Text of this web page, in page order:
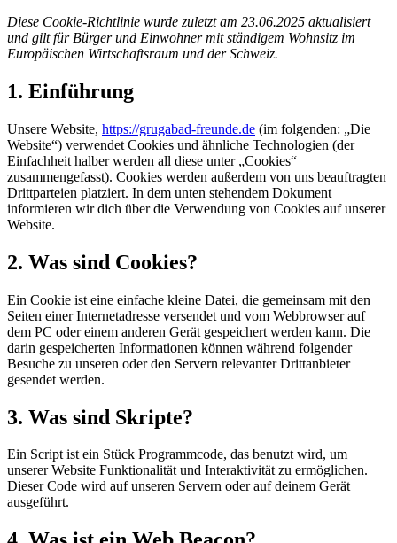
Diese Cookie-Richtlinie wurde zuletzt am 23.06.2025 aktualisiert
und gilt für Bürger und Einwohner mit ständigem Wohnsitz im
Europäischen Wirtschaftsraum und der Schweiz.
1. Einführung
Unsere Website, https://grugabad-freunde.de (im folgenden: „Die
Website“) verwendet Cookies und ähnliche Technologien (der
Einfachheit halber werden all diese unter „Cookies“
zusammengefasst). Cookies werden außerdem von uns beauftragten
Drittparteien platziert. In dem unten stehendem Dokument
informieren wir dich über die Verwendung von Cookies auf unserer
Website.
2. Was sind Cookies?
Ein Cookie ist eine einfache kleine Datei, die gemeinsam mit den
Seiten einer Internetadresse versendet und vom Webbrowser auf
dem PC oder einem anderen Gerät gespeichert werden kann. Die
darin gespeicherten Informationen können während folgender
Besuche zu unseren oder den Servern relevanter Drittanbieter
gesendet werden.
3. Was sind Skripte?
Ein Script ist ein Stück Programmcode, das benutzt wird, um
unserer Website Funktionalität und Interaktivität zu ermöglichen.
Dieser Code wird auf unseren Servern oder auf deinem Gerät
ausgeführt.